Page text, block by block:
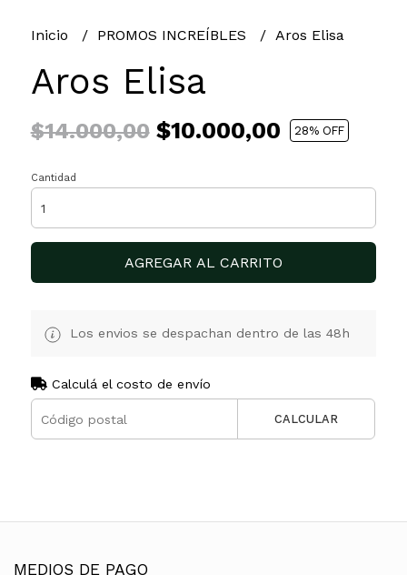
Inicio PROMOS INCREÍBLES Aros Elisa
Aros Elisa
$14.000,00$10.000,00 28% OFF
Cantidad
AGREGAR AL CARRITO
Los envios se despachan dentro de las 48h
Calculá el costo de envío
CALCULAR
MEDIOS DE PAGO